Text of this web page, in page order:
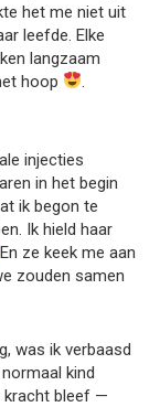
het me niet uit
leefde. Elke
langzaam
hoop
.
injecties
in het begin
ik begon te
Ik hield haar
ze keek me aan
zouden samen
was ik verbaasd
kind
kracht bleef —